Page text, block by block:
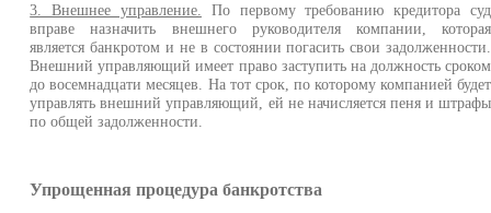
3. Внешнее управление. По первому требованию кредитора суд
вправе назначить внешнего руководителя компании, которая
является банкротом и не в состоянии погасить свои задолженности.
Внешний управляющий имеет право заступить на должность сроком
до восемнадцати месяцев. На тот срок, по которому компанией будет
управлять внешний управляющий, ей не начисляется пеня и штрафы
по общей задолженности.
Упрощенная процедура банкротства